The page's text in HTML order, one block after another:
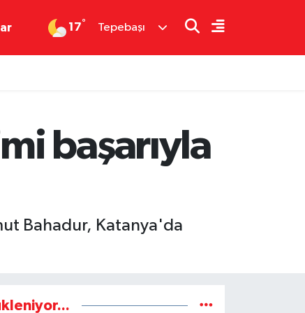
17° Tepebaşı
başarıyla
Bahadur, Katanya'da